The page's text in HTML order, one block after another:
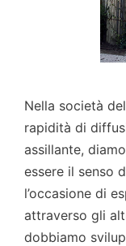
Nella società
rapidità di
assillante,
essere il senso
l’occasione di
attraverso gli
dobbiamo